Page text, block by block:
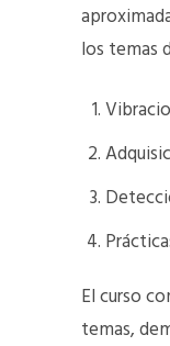
los temas
El curso
temas,